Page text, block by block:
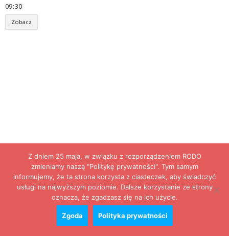
09:30
Zobacz
Z dniem 25 maja, w związku z rozporządzeniem RODO
zmieniamy naszą "Politykę prywatności". Tym samym
informujemy, że ta strona korzysta z ciasteczek, aby świadczyć
usługi na najwyższym poziomie. Dalsze korzystanie ze strony
oznacza, że zgadzasz się na ich użycie.
Zgoda Polityka prywatności